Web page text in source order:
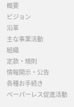
概要
ビジョン
沿革
主な事業活動
組織
定款・規則
情報開示・公告
各種お手続き
ペーパーレス促進活動